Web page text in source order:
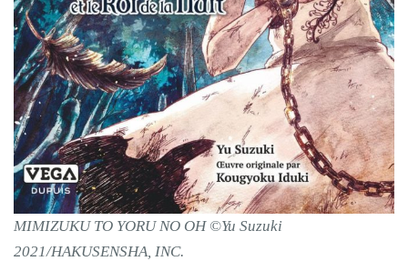
MIMIZUKU TO YORU NO OH ©Yu Suzuki
2021/HAKUSENSHA, INC.